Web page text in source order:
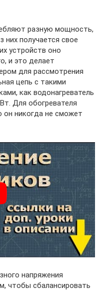
разную мощность,
них получается свое
устройств оно
и это делает
для рассмотрения
цепь с такими
как водонагреватель
Для обогревателя
никогда не сможет
напряжения
чтобы сбалансировать